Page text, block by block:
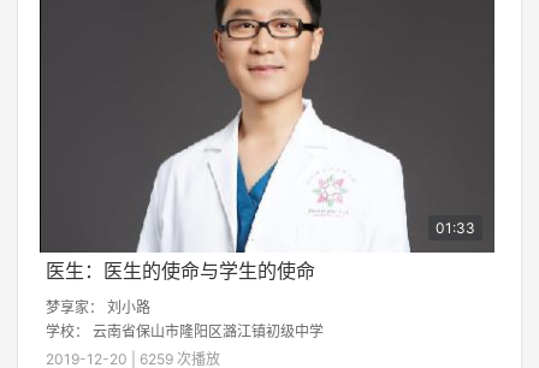
01:33
医生：医生的使命与学生的使命
梦享家： 刘小路
学校： 云南省保山市隆阳区潞江镇初级中学
2019-12-20 | 6259 次播放